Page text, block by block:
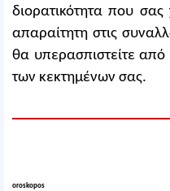
διορατικότητα που σας
απαραίτητη στις
θα υπερασπιστείτε
των κεκτημένων σας.
oroskopos